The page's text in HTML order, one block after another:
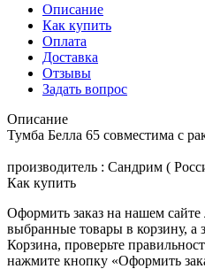
Описание
Как купить
Оплата
Доставка
Отзывы
Задать вопрос
Описание
Тумба Белла 65 совместима с
производитель : Сандрим (
Как купить
Оформить заказ на нашем сайте
выбранные товары в корзину, а
Корзина, проверьте
нажмите кнопку «Оформить